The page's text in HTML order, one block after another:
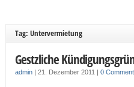
Tag: Untervermietung
Gestzliche
admin| 21. Dezember 2011 | 0